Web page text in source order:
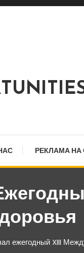
РЕКЛАМА НА
ежегодный XIII